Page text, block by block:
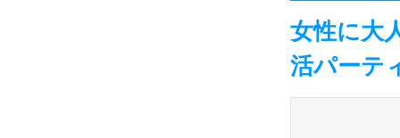
女性に大
活パーテ